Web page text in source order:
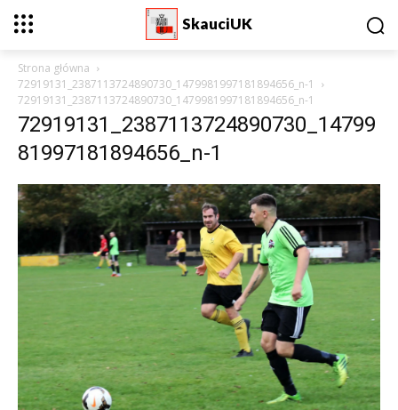
SkauciUK
Strona główna
72919131_2387113724890730_1479981997181894656_n-1
72919131_2387113724890730_1479981997181894656_n-1
72919131_2387113724890730_14799
81997181894656_n-1